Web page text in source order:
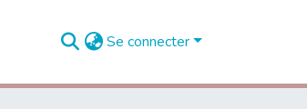
Se connecter